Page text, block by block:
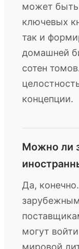
может быть
ключевых
так и
домашней
сотен
концепции.
Можно ли
Да,
могут
мировой